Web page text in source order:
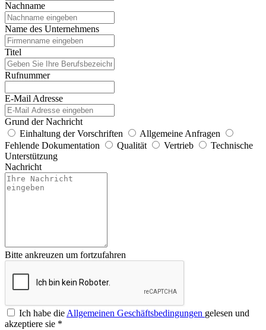
Nachname
Name des Unternehmens
Titel
Rufnummer
E-Mail Adresse
Grund der Nachricht
Einhaltung der Vorschriften
Allgemeine Anfragen
Fehlende Dokumentation
Qualität Vertrieb
Technische
Unterstützung
Nachricht
Bitte ankreuzen um fortzufahren
Ich habe die Allgemeinen Geschäftsbedingungen gelesen und
akzeptiere sie *